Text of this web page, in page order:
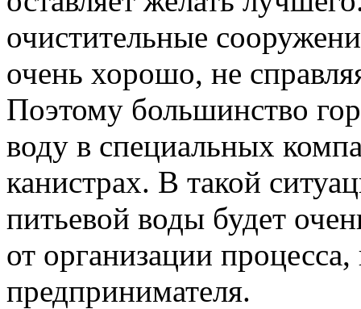
очистительные
очень хорошо, не
Поэтому большинство
воду в специальных
канистрах. В такой
питьевой воды будет
от организации
предпринимателя.